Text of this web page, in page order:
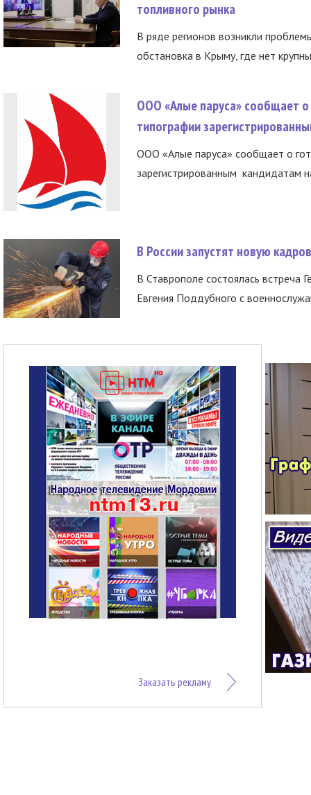
топливного рынка
В ряде регионов возникли
обстановка в Крыму, где нет
ООО «Алые паруса» сообщает о
типографии
ООО «Алые паруса» сообщает о
зарегистрированным кандидатам
В России запустят новую
В Ставрополе состоялась встреча
Евгения Поддубного с
Заказать рекламу